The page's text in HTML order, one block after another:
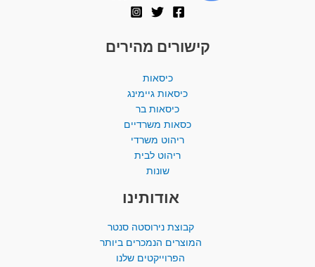
קישורים מהירים
כיסאות
כיסאות גיימינג
כיסאות בר
כסאות משרדיים
ריהוט משרדי
ריהוט לבית
שונות
אודותינו
קבוצת נירוסטה סנטר
המוצרים הנמכרים ביותר​
הפרוייקטים שלנו